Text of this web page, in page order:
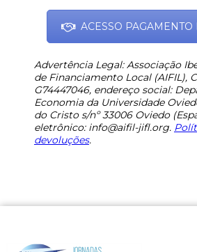
ACESSO PAGAMENTO
Advertência Legal: Associação
de Financiamento Local (AIFIL),
G74447046, endereço social:
Economia da Universidade
do Cristo s/nº 33006 Oviedo
eletrônico: info@aifil-jifl.org.
devoluções.